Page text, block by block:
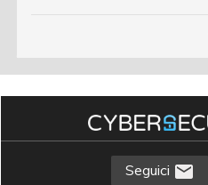
Seguici